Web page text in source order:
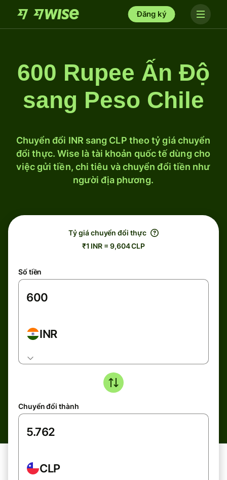
Đăng ký
600 Rupee Ấn Độ
sang Peso Chile
Chuyển đổi INR sang CLP theo tỷ giá chuyển
đổi thực. Wise là tài khoản quốc tế dùng cho
việc gửi tiền, chi tiêu và chuyển đổi tiền như
người địa phương.
Tỷ giá chuyển đổi thực
₹1 INR = 9,604 CLP
Số tiền
INR
Chuyển đổi thành
CLP